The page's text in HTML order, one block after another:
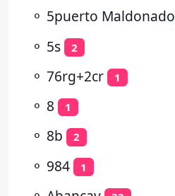
⚬ 5puerto Maldonado
⚬ 5s 2
⚬ 76rg+2cr 1
⚬ 8 1
⚬ 8b 2
⚬ 984 1